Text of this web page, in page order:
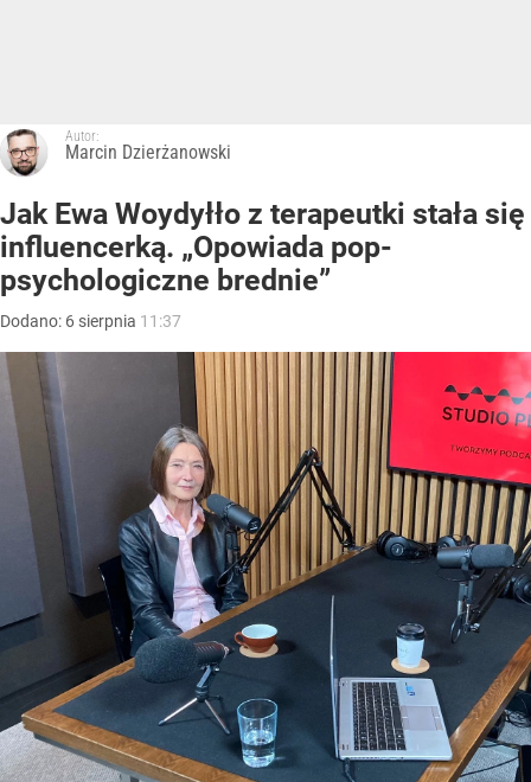
Autor:
Marcin Dzierżanowski
Jak Ewa Woydyłło z terapeutki stała się
influencerką. „Opowiada pop-
psychologiczne brednie”
Dodano: 6 sierpnia 11:37